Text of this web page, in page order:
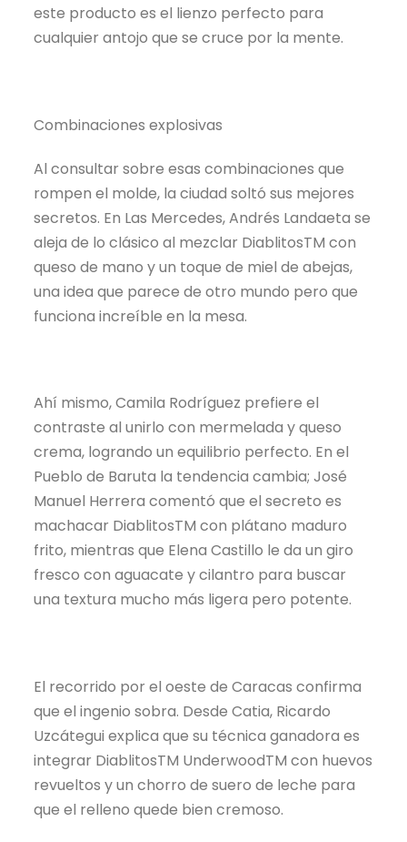
este producto es el lienzo perfecto para
cualquier antojo que se cruce por la mente.
Combinaciones explosivas
Al consultar sobre esas combinaciones que
rompen el molde, la ciudad soltó sus mejores
secretos. En Las Mercedes, Andrés Landaeta se
aleja de lo clásico al mezclar DiablitosTM con
queso de mano y un toque de miel de abejas,
una idea que parece de otro mundo pero que
funciona increíble en la mesa.
Ahí mismo, Camila Rodríguez prefiere el
contraste al unirlo con mermelada y queso
crema, logrando un equilibrio perfecto. En el
Pueblo de Baruta la tendencia cambia; José
Manuel Herrera comentó que el secreto es
machacar DiablitosTM con plátano maduro
frito, mientras que Elena Castillo le da un giro
fresco con aguacate y cilantro para buscar
una textura mucho más ligera pero potente.
El recorrido por el oeste de Caracas confirma
que el ingenio sobra. Desde Catia, Ricardo
Uzcátegui explica que su técnica ganadora es
integrar DiablitosTM UnderwoodTM con huevos
revueltos y un chorro de suero de leche para
que el relleno quede bien cremoso.